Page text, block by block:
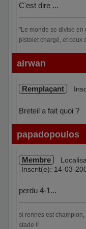
C'est dire ...
"Le monde se divise en
pistolet chargé, et ceux
Hors ligne
airwan
Remplaçant
Breteil a fait quoi ?
Hors ligne
papadopoulos
Membre
Inscrit(e): 14-03-
perdu 4-1...
si rennes est
stade !!